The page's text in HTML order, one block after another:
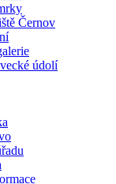
Černov
údolí